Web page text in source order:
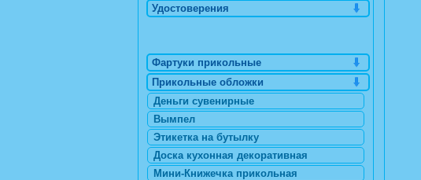
Удостоверения
Фартуки прикольные
Прикольные обложки
Деньги сувенирные
Вымпел
Этикетка на бутылку
Доска кухонная декоративная
Мини-Книжечка прикольная